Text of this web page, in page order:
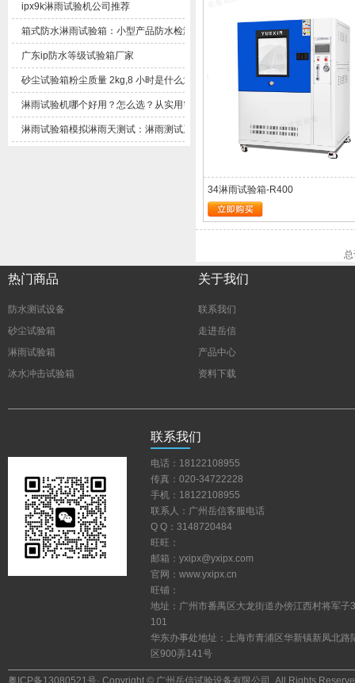
ipx9k淋雨试验机公司推荐
箱式防水淋雨试验箱：小型产品防水检测实用设备解析
广东ip防水等级试验箱厂家
砂尘试验箱粉尘质量2kg,8小时是什么意思？
淋雨试验机哪个好用？怎么选？从实用需求客观梳理选购思路
淋雨试验箱模拟淋雨天测试：淋雨测试系统技术解析与应用方案
34淋雨试验箱-R400
热门商品
防水测试设备
砂尘试验箱
淋雨试验箱
冰水冲击试验箱
关于我们
联系我们
走进岳信
产品中心
资料下载
联系我们
电话：18122108955
传真：020-34722228
手机：18122108955
联系人：广州岳信客服电话
QQ：3148720484
旺旺：
邮箱：yxipx@yxipx.com
官网：www.yxipx.cn
旺铺：
地址：广州市番禺区大龙街道办傍江西村将军子
101
华东办事处地址：上海市青浦区华新镇新凤北路
区900弄141号
粤ICP备13080521号·Copyright©广州岳信试验设备有限公司